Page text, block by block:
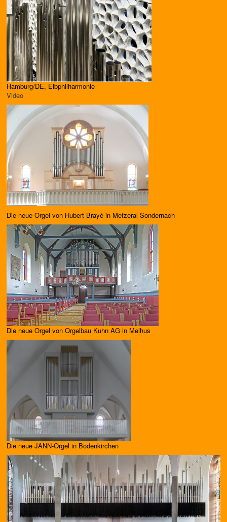
Hamburg/DE, Elbphilharmonie
Video
Die neue Orgel von Hubert Brayé in Metzeral Sondernach
Die neue Orgel von Orgelbau Kuhn AG in Melhus
Die neue JANN-Orgel in Bodenkirchen